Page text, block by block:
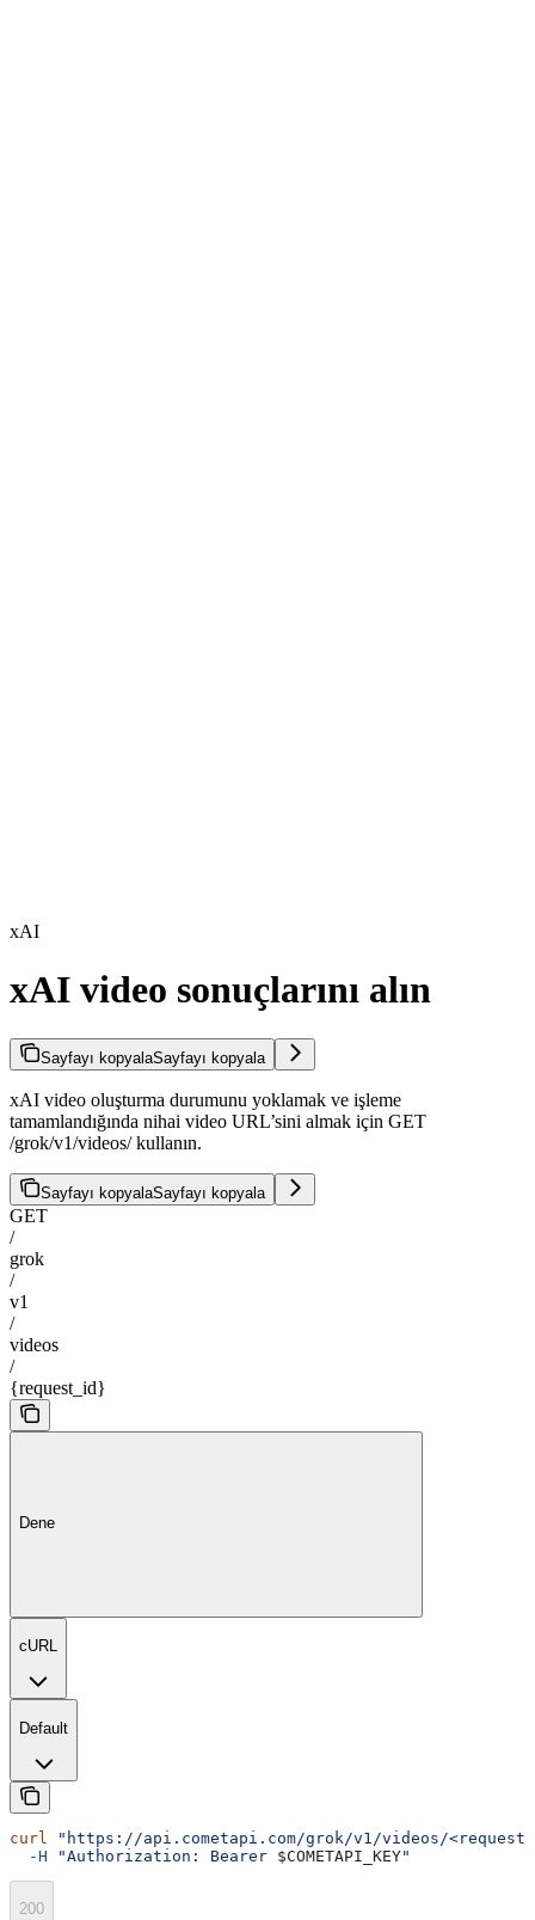
xAI
xAI video sonuçlarını alın
Sayfayı kopyalaSayfayı kopyala
xAI video oluşturma durumunu yoklamak ve işleme
tamamlandığında nihai video URL’sini almak için GET
/grok/v1/videos/kullanın.
Sayfayı kopyalaSayfayı kopyala
GET
/
grok
/
v1
/
videos
/
{request_id}
Dene
cURL
Default
curl "https://api.cometapi.com/grok/v1/videos/
  -H
"Authorization: Bearer $COMETAPI_KEY"
200